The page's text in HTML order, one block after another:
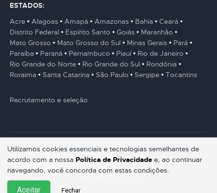
Utilizamos cookies essenciais e tecnologias semelhantes de
acordo com a nossa Política de Privacidade e, ao continuar
navegando, você concorda com estas condições.
Aceitar Fechar
ESTADOS:
Acre
Alagoas Amapá Amazonas Bahia
Ceará
Distrito Federal
Espírito Santo Goiás
Maranhão
Mato Grosso
Mato Grosso do Sul Minas Gerais
Pará
Paraíba
Paraná Pernambuco Piauí
Rio de Janeiro
Rio Grande do Norte
Rio Grande do Sul
Rondônia
Roraima
Santa Catarina São Paulo Sergipe Tocantins
Recrutamento e seleção
© Gestaum Lab ® Todos os direitos reservados.